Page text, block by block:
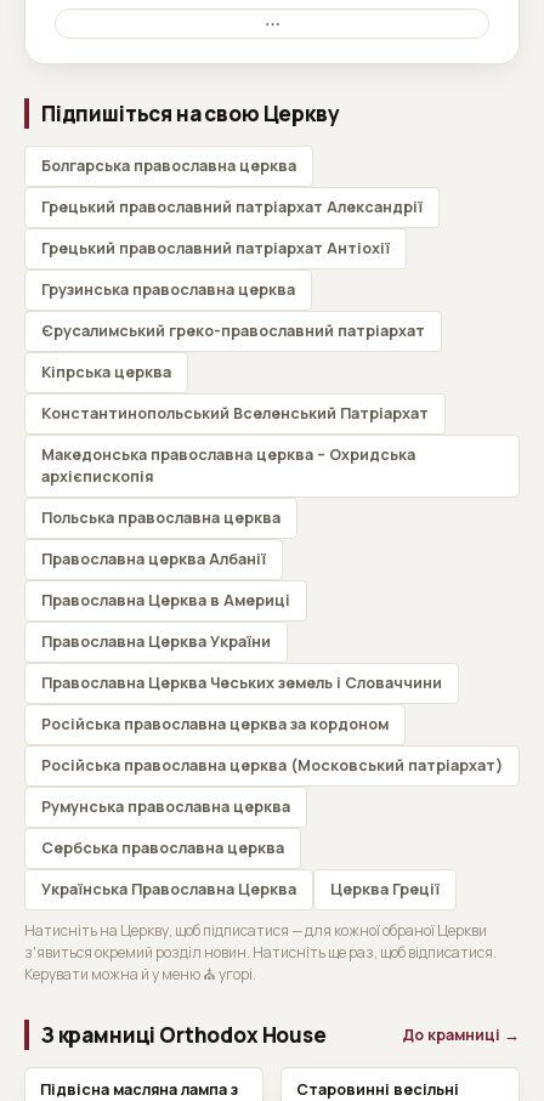
найбільш актуальних проблем сучасного світу.
Читати все
⋯
Підпишіться на свою Церкву
Болгарська православна церква
Грецький православний патріархат Александрії
Грецький православний патріархат Антіохії
Грузинська православна церква
Єрусалимський греко-православний патріархат
Кіпрська церква
Константинопольський Вселенський Патріархат
Македонська православна церква – Охридська
архієпископія
Польська православна церква
Православна церква Албанії
Православна Церква в Америці
Православна Церква України
Православна Церква Чеських земель і Словаччини
Російська православна церква за кордоном
Російська православна церква (Московський патріархат)
Румунська православна церква
Сербська православна церква
Українська Православна Церква
Церква Греції
Натисніть на Церкву, щоб підписатися — для кожної обраної Церкви
з'явиться окремий розділ новин. Натисніть ще раз, щоб відписатися.
Керувати можна й у меню ⛪ угорі.
З крамниці Orthodox House До крамниці →
Підвісна масляна лампа з
Старовинні весільні